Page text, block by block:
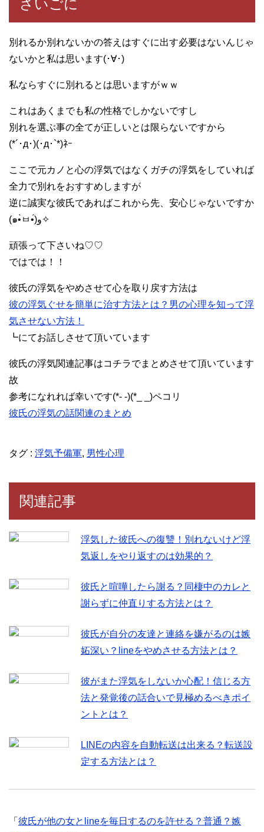
さいごに
別れるか別れないかの答えはすぐに出す必要はないんじゃ
ないかと私は思います(･∀･)
私ならすぐに別れるとは思いますがｗｗ
これはあくまでも私の性格でしかないですし
別れを選ぶ事の全てが正しいとは限らないですから
(*´･д･)(･д･`*)ﾈｰ
ここで元カノと心の浮気ではなくガチの浮気をしていれば
全力で別れをおすすめしますが
逆に誠実な彼氏であればこれから先、安心じゃないですか
(๑•̀ㅂ•́)و✧
頑張って下さいね♡♡
ではでは！！
彼氏の浮気をやめさせて心を取り戻す方法は
彼の浮気ぐせを簡単に治す方法とは？男の心理を知って浮
気させない方法！
┗にてお話しさせて頂いています
彼氏の浮気関連記事はコチラでまとめさせて頂いています
故
参考になれれば幸いです(*- -)(*_ _)ペコリ
彼氏の浮気の話関連のまとめ
タグ : 浮気予備軍, 男性心理
関連記事
浮気した彼氏への復讐！別れないけど浮
気返しをやり返すのは効果的？
彼氏と喧嘩したら謝る？同棲中のカレと
謝らずに仲直りする方法とは？
彼氏が自分の友達と連絡を嫌がるのは嫉
妬深い？lineをやめさせる方法とは？
彼がまた浮気をしないか心配！信じる方
法と発覚後の話合いで見極めるべきポイ
ントとは？
LINEの内容を自動転送は出来る？転送設
定する方法とは？
「 彼氏が他の女とlineを毎日するのを許せる？普通？嫉